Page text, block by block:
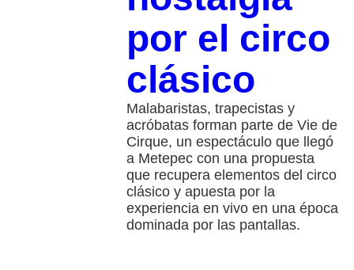
por el circo
clásico
Malabaristas, trapecistas y
acróbatas forman parte de Vie de
Cirque, un espectáculo que llegó
a Metepec con una propuesta
que recupera elementos del circo
clásico y apuesta por la
experiencia en vivo en una época
dominada por las pantallas.